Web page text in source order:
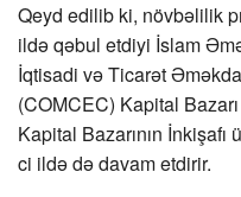
Qeyd edilib ki, növbəlilik
ildə qəbul etdiyi İslam
İqtisadi və Ticarət
(COMCEC) Kapital
Kapital Bazarının
ci ildə də davam etdirir.